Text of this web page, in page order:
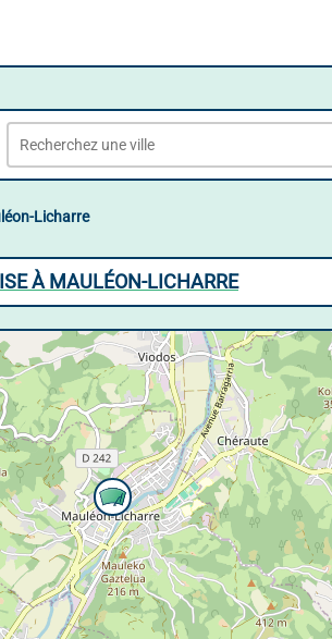
Licharre
À MAULÉON-LICHARRE